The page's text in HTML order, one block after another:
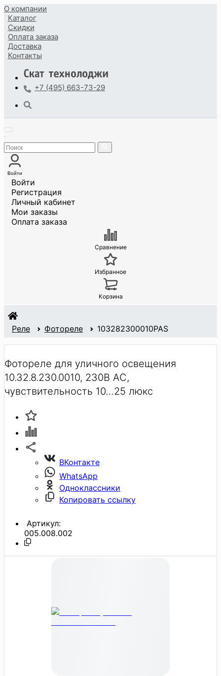
О компании
Каталог
Скидки
Оплата заказа
Доставка
Контакты
+7 (495) 663-73-29
Войти
Войти
Регистрация
Личный кабинет
Мои заказы
Оплата заказа
Сравнение
Избранное
Корзина
Реле Фотореле 103282300010PAS
Фотореле для уличного освещения
10.32.8.230.0010, 230В АC,
чувствительность 10…25 люкс
ВКонтакте
WhatsApp
Одноклассники
Копировать ссылку
Артикул:
005.008.002